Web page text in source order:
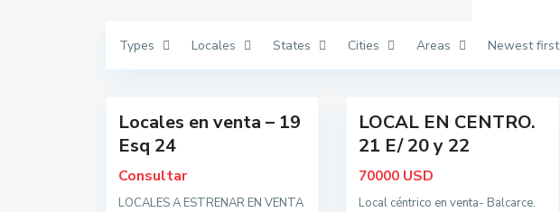
Types Locales States Cities Areas Newest first
a
Locales en venta – 19
Esq 24
Consultar
LOCALES A ESTRENAR EN VENTA
a
c
LOCAL EN CENTRO.
21 E/ 20 y 22
70000 USD
Local céntrico en venta- Balcarce.